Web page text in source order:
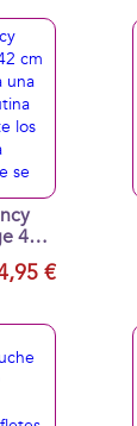
42
€